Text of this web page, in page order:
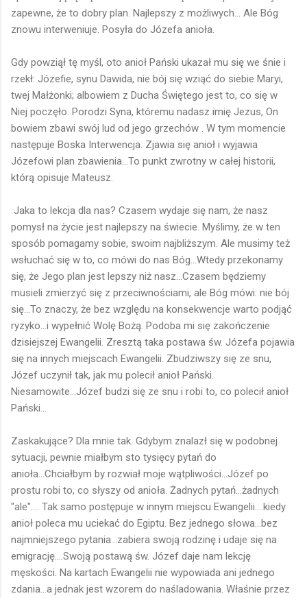
zapewne, że to dobry plan. Najlepszy z możliwych... Ale Bóg
znowu interweniuje. Posyła do Józefa anioła.
Gdy powziął tę myśl, oto anioł Pański ukazał mu się we śnie i
rzekł: Józefie, synu Dawida, nie bój się wziąć do siebie Maryi,
twej Małżonki; albowiem z Ducha Świętego jest to, co się w
Niej poczęło. Porodzi Syna, któremu nadasz imię Jezus, On
bowiem zbawi swój lud od jego grzechów . W tym momencie
następuje Boska Interwencja. Zjawia się anioł i wyjawia
Józefowi plan zbawienia...To punkt zwrotny w całej historii,
którą opisuje Mateusz.
Jaka to lekcja dla nas? Czasem wydaje się nam, że nasz
pomysł na życie jest najlepszy na świecie. Myślimy, że w ten
sposób pomagamy sobie, swoim najbliższym. Ale musimy też
wsłuchać się w to, co mówi do nas Bóg...Wtedy przekonamy
się, że Jego plan jest lepszy niż nasz...Czasem będziemy
musieli zmierzyć się z przeciwnościami, ale Bóg mówi: nie bój
się...To znaczy, że bez względu na konsekwencje warto podjąć
ryzyko...i wypełnić Wolę Bożą. Podoba mi się zakończenie
dzisiejszej Ewangelii. Zresztą taka postawa św. Józefa pojawia
się na innych miejscach Ewangelii. Zbudziwszy się ze snu,
Józef uczynił tak, jak mu polecił anioł Pański.
Niesamowite...Józef budzi się ze snu i robi to, co polecił anioł
Pański...
Zaskakujące? Dla mnie tak. Gdybym znalazł się w podobnej
sytuacji, pewnie miałbym sto tysięcy pytań do
anioła...Chciałbym by rozwiał moje wątpliwości...Józef po
prostu robi to, co słyszy od anioła. Żadnych pytań...żadnych
"ale".... Tak samo postępuje w innym miejscu Ewangelii....kiedy
anioł poleca mu uciekać do Egiptu. Bez jednego słowa...bez
najmniejszego pytania...zabiera swoją rodzinę i udaje się na
emigrację....Swoją postawą św. Józef daje nam lekcję
męskości. Na kartach Ewangelii nie wypowiada ani jednego
zdania...a jednak jest wzorem do naśladowania. Właśnie przez